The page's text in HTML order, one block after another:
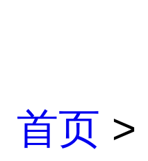
首页 >